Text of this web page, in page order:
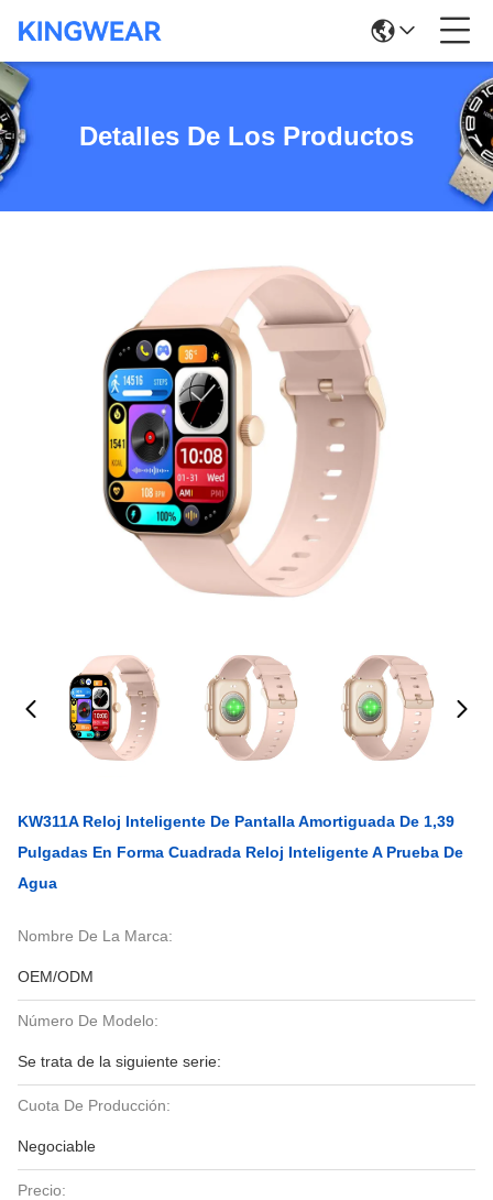
Detalles De Los Productos
KW311A Reloj Inteligente De Pantalla Amortiguada De 1,39
Pulgadas En Forma Cuadrada Reloj Inteligente A Prueba De
Agua
Nombre De La Marca:
OEM/ODM
Número De Modelo:
Se trata de la siguiente serie:
Cuota De Producción:
Negociable
Precio: